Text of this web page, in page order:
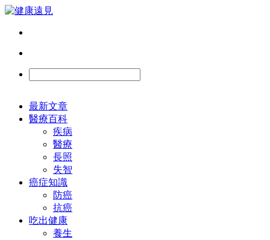
最新文章
醫療百科
疾病
醫療
長照
失智
癌症知識
防癌
抗癌
吃出健康
養生